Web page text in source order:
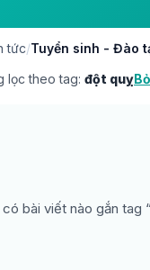
tức/Tuyển sinh - Đào
lọc theo tag: đột quỵ
bài viết nào gắn tag “